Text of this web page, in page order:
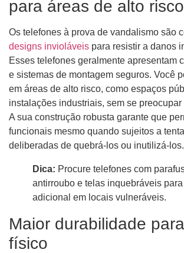
para áreas de alto risco
Os telefones à prova de vandalismo são
designs invioláveis para resistir a danos
Esses telefones geralmente apresentam
e sistemas de montagem seguros. Você
em áreas de alto risco, como espaços
instalações industriais, sem se
A sua construção robusta garante que
funcionais mesmo quando sujeitos a
deliberadas de quebrá-los ou inutilizá-los.
Dica: Procure telefones com
antirroubo e telas inquebráveis
adicional em locais vulneráveis.
Maior durabilidade
físico